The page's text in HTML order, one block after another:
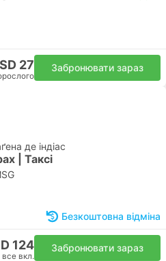
27 Забронювати зараз
де індіас
| Таксі
Безкоштовна відміна
124
все вкл.
Забронювати зараз